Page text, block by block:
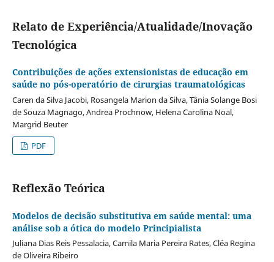
Relato de Experiência/Atualidade/Inovação
Tecnológica
Contribuições de ações extensionistas de educação em
saúde no pós-operatório de cirurgias traumatológicas
Caren da Silva Jacobi, Rosangela Marion da Silva, Tânia Solange Bosi
de Souza Magnago, Andrea Prochnow, Helena Carolina Noal,
Margrid Beuter
PDF
Reflexão Teórica
Modelos de decisão substitutiva em saúde mental: uma
análise sob a ótica do modelo Principialista
Juliana Dias Reis Pessalacia, Camila Maria Pereira Rates, Cléa Regina
de Oliveira Ribeiro